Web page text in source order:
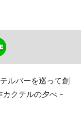
ルバーを巡って創
カクテルの夕べ -